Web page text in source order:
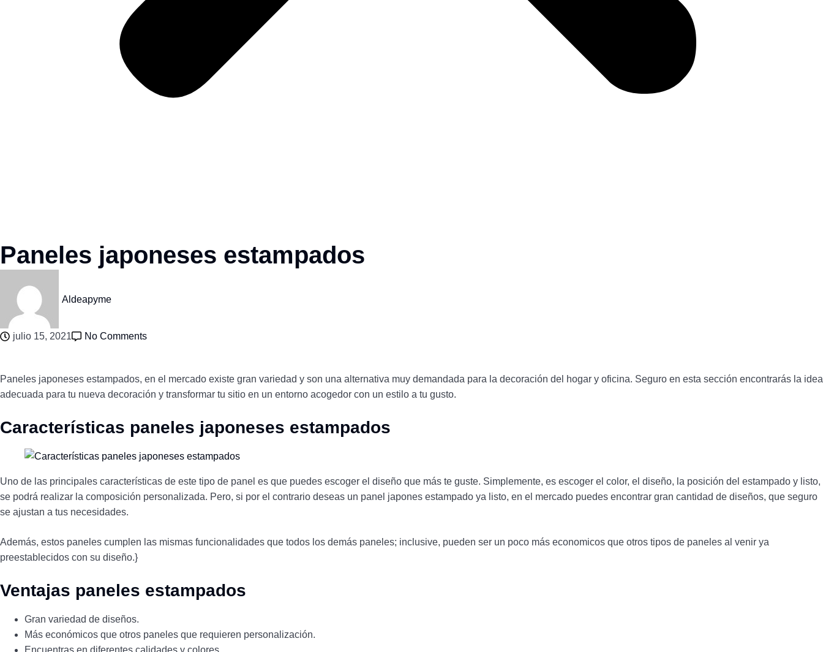
Paneles japoneses estampados
Aldeapyme
julio 15, 2021 No Comments
Paneles japoneses estampados, en el mercado existe gran variedad y son una alternativa muy demandada para la decoración del hogar y oficina. Seguro en esta sección encontrarás la idea
adecuada para tu nueva decoración y transformar tu sitio en un entorno acogedor con un estilo a tu gusto.
Características paneles japoneses estampados
Uno de las principales características de este tipo de panel es que puedes escoger el diseño que más te guste. Simplemente, es escoger el color, el diseño, la posición del estampado y listo,
se podrá realizar la composición personalizada. Pero, si por el contrario deseas un panel japones estampado ya listo, en el mercado puedes encontrar gran cantidad de diseños, que seguro
se ajustan a tus necesidades.
Además, estos paneles cumplen las mismas funcionalidades que todos los demás paneles; inclusive, pueden ser un poco más economicos que otros tipos de paneles al venir ya
preestablecidos con su diseño.}
Ventajas paneles estampados
Gran variedad de diseños.
Más económicos que otros paneles que requieren personalización.
Encuentras en diferentes calidades y colores